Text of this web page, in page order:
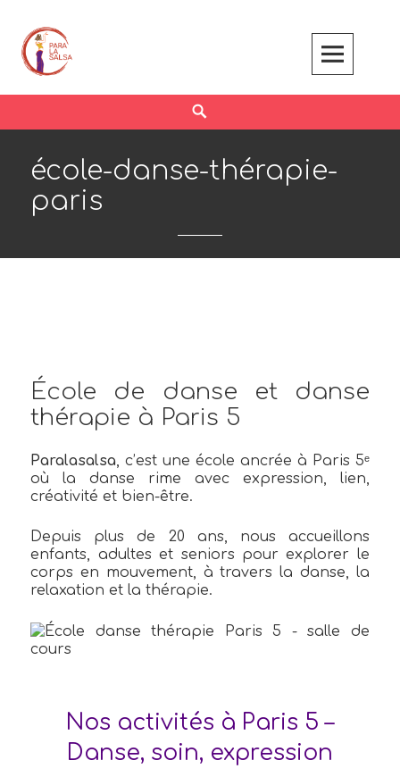
content
école-danse-thérapie-
paris
École de danse et danse
thérapie à Paris 5
Paralasalsa, c’est une école ancrée à Paris 5ᵉ
où la danse rime avec expression, lien,
créativité et bien-être.
Depuis plus de 20 ans, nous accueillons
enfants, adultes et seniors pour explorer le
corps en mouvement, à travers la danse, la
relaxation et la thérapie.
Nos activités à Paris 5 –
Danse, soin, expression